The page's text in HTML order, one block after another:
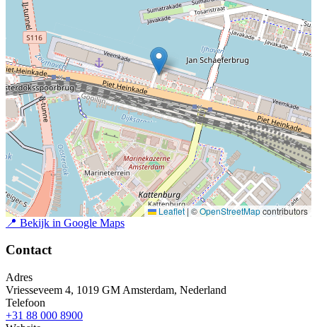
Leaflet |©OpenStreetMapcontributors
📍 Bekijk in Google Maps
Contact
Adres
Vriesseveem 4, 1019 GM Amsterdam, Nederland
Telefoon
+31 88 000 8900